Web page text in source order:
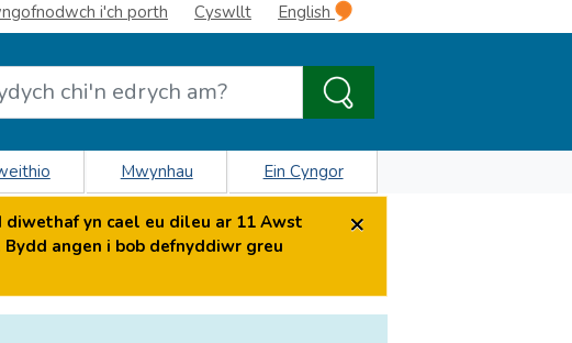
i'ch porth Cyswllt English
Mwynhau Ein Cyngor
yn cael eu dileu ar 11 Awst
angen i bob defnyddiwr greu
×